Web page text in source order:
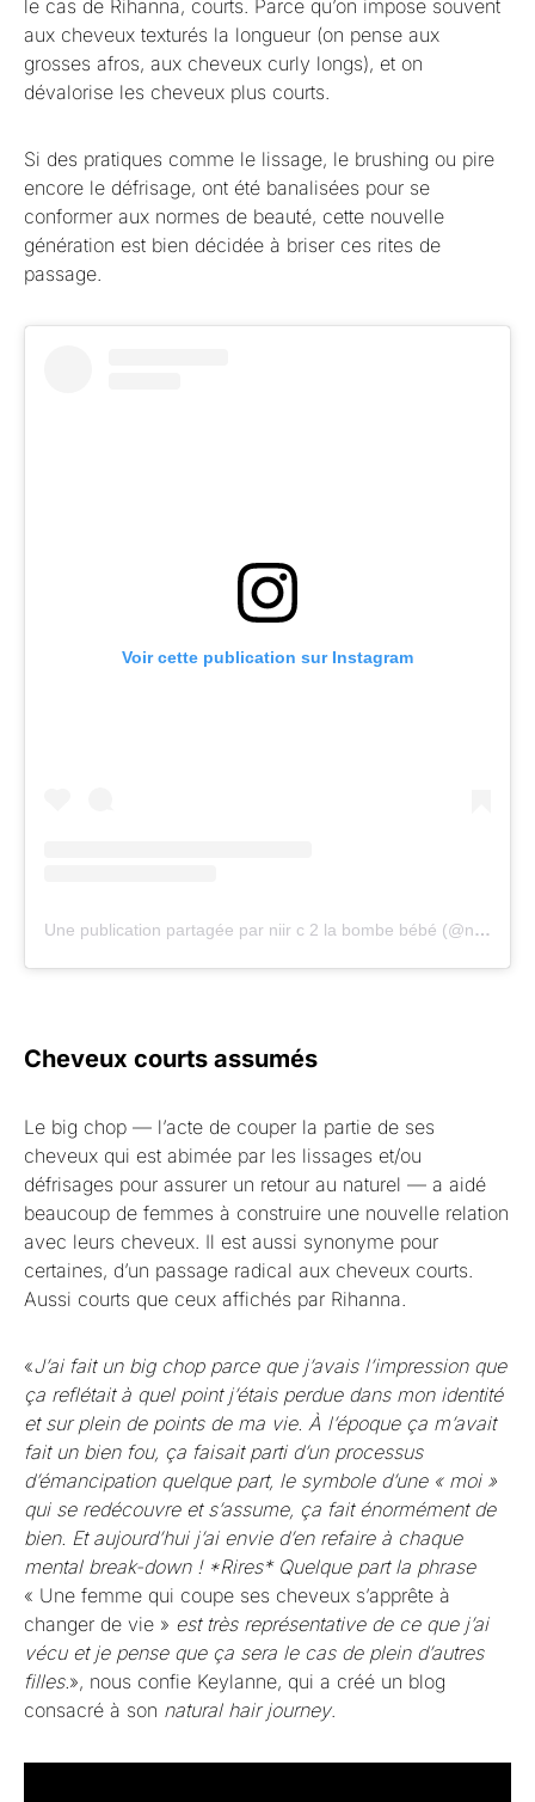
le cas de Rihanna, courts. Parce qu’on impose souvent
aux cheveux texturés la longueur (on pense aux
grosses afros, aux cheveux curly longs), et on
dévalorise les cheveux plus courts.
Si des pratiques comme le lissage, le brushing ou pire
encore le défrisage, ont été banalisées pour se
conformer aux normes de beauté, cette nouvelle
génération est bien décidée à briser ces rites de
passage.
Voir cette publication sur Instagram
Une publication partagée par niir c 2 la bombe bébé (@niir.co)
Cheveux courts assumés
Le big chop — l’acte de couper la partie de ses
cheveux qui est abimée par les lissages et/ou
défrisages pour assurer un retour au naturel — a aidé
beaucoup de femmes à construire une nouvelle relation
avec leurs cheveux. Il est aussi synonyme pour
certaines, d’un passage radical aux cheveux courts.
Aussi courts que ceux affichés par Rihanna.
«J’ai fait un big chop parce que j’avais l’impression que
ça reflétait à quel point j’étais perdue dans mon identité
et sur plein de points de ma vie. À l’époque ça m’avait
fait un bien fou, ça faisait parti d’un processus
d’émancipation quelque part, le symbole d’une « moi »
qui se redécouvre et s’assume, ça fait énormément de
bien. Et aujourd’hui j’ai envie d’en refaire à chaque
mental break-down ! *Rires* Quelque part la phrase
« Une femme qui coupe ses cheveux s’apprête à
changer de vie » est très représentative de ce que j’ai
vécu et je pense que ça sera le cas de plein d’autres
filles.», nous confie Keylanne, qui a créé un blog
consacré à son natural hair journey.